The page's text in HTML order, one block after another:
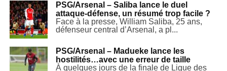
PSG/Arsenal – Saliba lance le duel
attaque-défense, un résumé trop facile ?
Face à la presse, William Saliba, 25 ans,
défenseur central d’Arsenal, a pl...
PSG/Arsenal – Madueke lance les
hostilités…avec une erreur de taille
À quelques jours de la finale de Ligue des